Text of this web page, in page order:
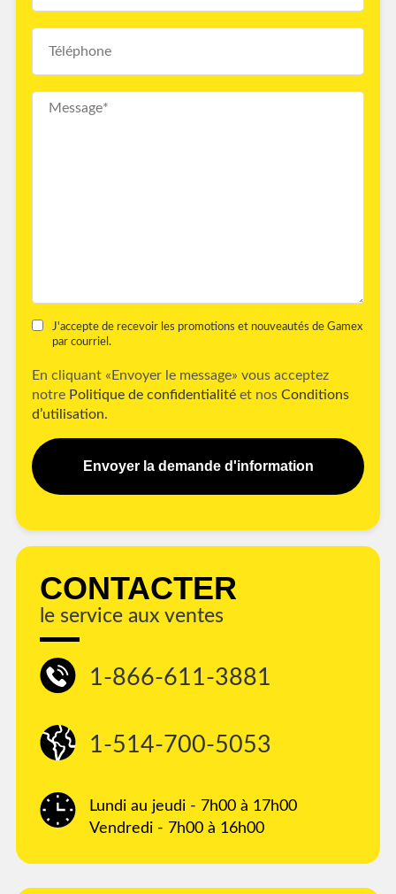
J'accepte de recevoir les promotions et nouveautés de Gamex
par courriel.
En cliquant «Envoyer le message» vous acceptez
notre Politique de confidentialité et nos Conditions
d’utilisation.
Envoyer la demande d'information
CONTACTER
le service aux ventes
1-866-611-3881
1-514-700-5053
Lundi au jeudi - 7h00 à 17h00
Vendredi - 7h00 à 16h00